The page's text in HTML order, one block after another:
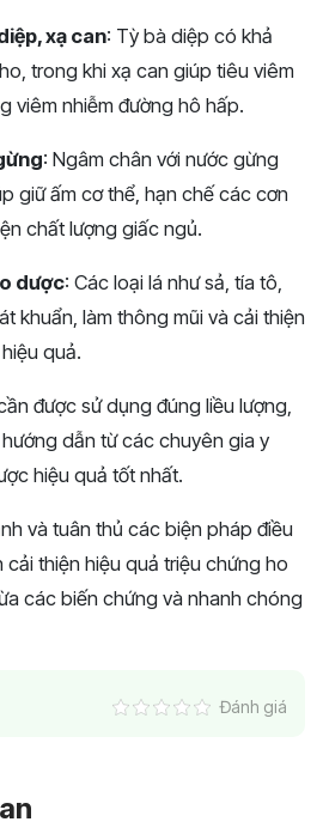
xạ can: Tỳ bà diệp có khả
trong khi xạ can giúp tiêu viêm
viêm nhiễm đường hô hấp.
: Ngâm chân với nước gừng
giữ ấm cơ thể, hạn chế các cơn
chất lượng giấc ngủ.
dược: Các loại lá như sả, tía tô,
khuẩn, làm thông mũi và cải thiện
quả.
được sử dụng đúng liều lượng,
dẫn từ các chuyên gia y
hiệu quả tốt nhất.
và tuân thủ các biện pháp điều
thiện hiệu quả triệu chứng ho
các biến chứng và nhanh chóng
Đánh giá